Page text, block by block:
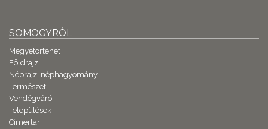
SOMOGYRÓL
Megyetörténet
Földrajz
Néprajz, néphagyomány
Természet
Vendégváró
Települések
Címertár